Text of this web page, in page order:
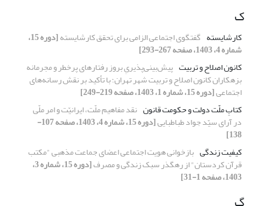
ک
کارشایسته گفتگوی اجتماعی الزامی برای تحقق کارشایسته [دوره 15،
شماره 4، 1403، صفحه 267-293]
کانون اصلاح و تربیت پیش‌بینی‌پذیریِ‌ بروز رفتارهای پرخطر و مجرمانه
بزهکاران کانون اصلاح و تربیت شهر تهران؛ با تأکید بر نقش رسانه‌های
اجتماعی[دوره 15، شماره 1، 1403، صفحه 219-249]
کتابِ ملّت دولت و حکومت قانون نقد مفاهیم ملّت، ایرانیّت و امر ملّی
در آرای سیّد جواد طباطبایی [دوره 15، شماره 4، 1403، صفحه 107-
138]
کیفیت زندگی بازخوانی هویت اجتماعی اعضای جماعت مذهبی "مکتب
قرآن کردستان" از رهگذر سبک زندگی و مصرف [دوره 15، شماره 3،
1403، صفحه 1-31]